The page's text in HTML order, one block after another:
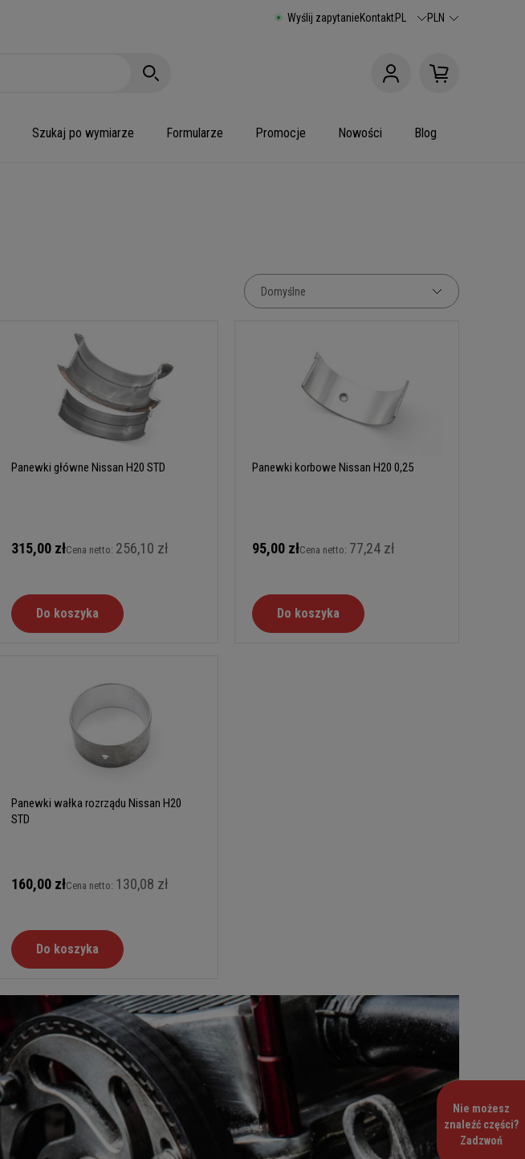
Wyślij zapytanieKontaktPL PLN
Szukaj po wymiarze Formularze Promocje Nowości Blog
Panewki główne Nissan H20 STD
315,00 złCena netto: 256,10 zł
Do koszyka
Panewki korbowe Nissan H20 0,25
95,00 złCena netto: 77,24 zł
Do koszyka
Panewki wałka rozrządu Nissan H20
STD
160,00 złCena netto: 130,08 zł
Do koszyka
Nie możesz
znaleźć części?
Zadzwoń